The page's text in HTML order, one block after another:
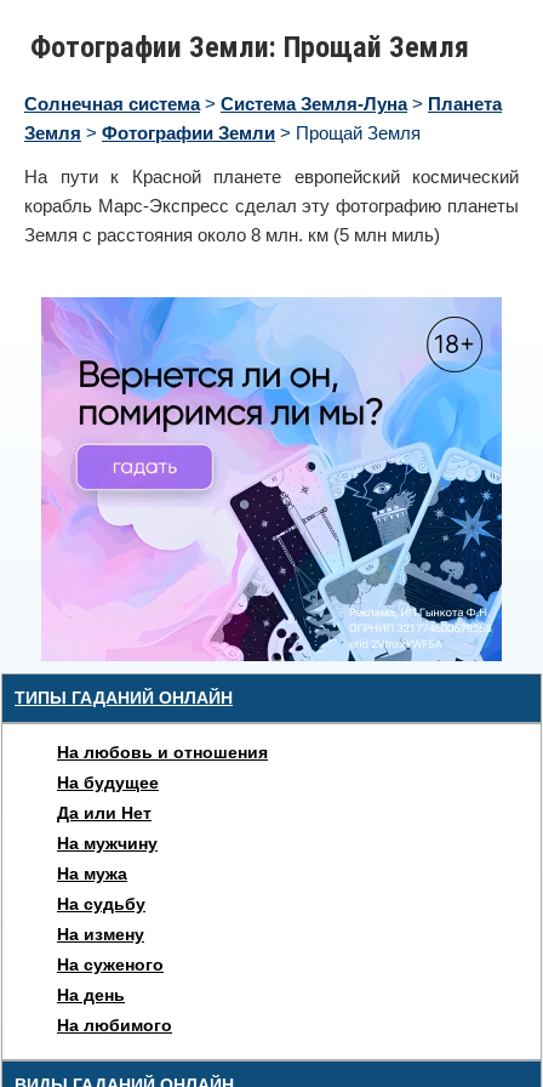
Фотографии Земли: Прощай Земля
Солнечная система> Система Земля-Луна> Планета
Земля > Фотографии Земли > Прощай Земля
На пути к Красной планете европейский космический
корабль Марс-Экспресс сделал эту фотографию планеты
Земля с расстояния около 8 млн. км (5 млн миль)
ТИПЫ ГАДАНИЙ ОНЛАЙН
На любовь и отношения
На будущее
Да или Нет
На мужчину
На мужа
На судьбу
На измену
На суженого
На день
На любимого